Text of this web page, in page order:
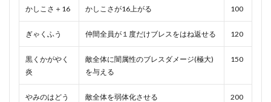
かしこさ＋16 かしこさが16上がる 100
ぎゃくふう 仲間全員が１度だけブレスをはね返せる 120
黒くかがやく
炎
敵全体に闇属性のブレスダメージ(極大)
を与える
150
やみのはどう 敵全体を弱体化させる 200